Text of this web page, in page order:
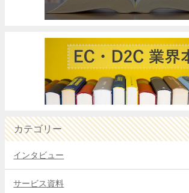
カテゴリー
インタビュー
サービス資料